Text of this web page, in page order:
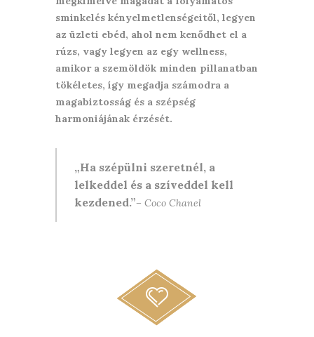
sminkelés kényelmetlenségeitől, legyen
az üzleti ebéd, ahol nem kenődhet el a
rúzs, vagy legyen az egy wellness,
amikor a szemöldök minden pillanatban
tökéletes, így megadja számodra a
magabiztosság és a szépség
harmoniájának érzését.
Ha szépülni szeretnél, a
lelkeddel és a szíveddel kell
kezdened. – Coco Chanel